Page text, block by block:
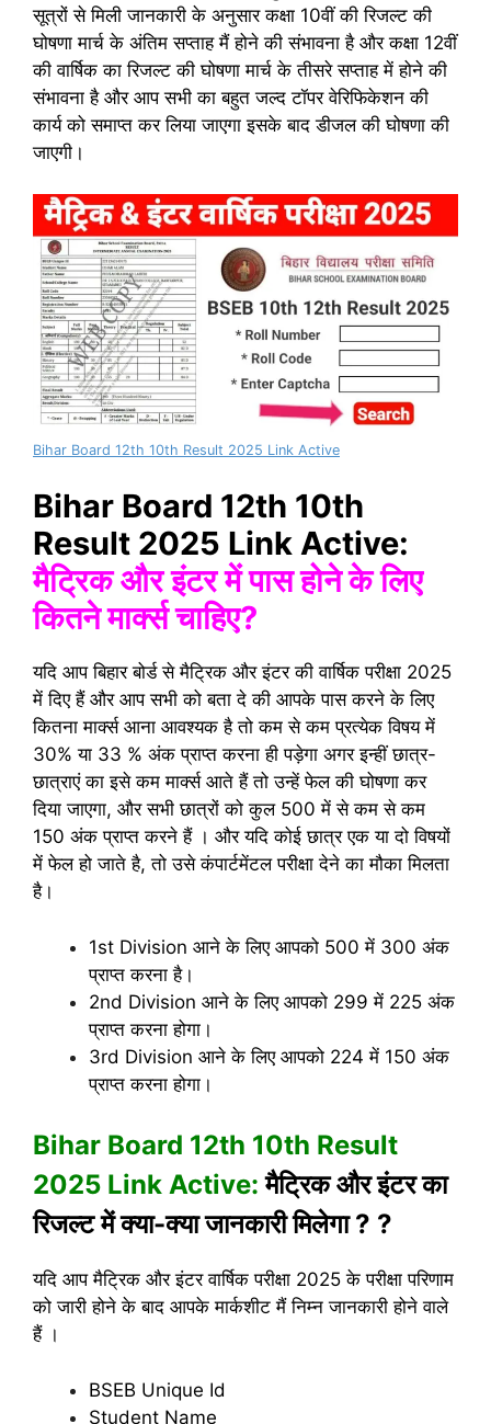
सूत्रों से मिली जानकारी के अनुसार कक्षा 10वीं की रिजल्ट की
घोषणा मार्च के अंतिम सप्ताह मैं होने की संभावना है और कक्षा 12वीं
की वार्षिक का रिजल्ट की घोषणा मार्च के तीसरे सप्ताह में होने की
संभावना है और आप सभी का बहुत जल्द टॉपर वेरिफिकेशन की
कार्य को समाप्त कर लिया जाएगा इसके बाद डीजल की घोषणा की
जाएगी।
Bihar Board 12th 10th Result 2025 Link Active
Bihar Board 12th 10th
Result 2025 Link Active:
मैट्रिक और इंटर में पास होने के लिए
कितने मार्क्स चाहिए?
यदि आप बिहार बोर्ड से मैट्रिक और इंटर की वार्षिक परीक्षा 2025
में दिए हैं और आप सभी को बता दे की आपके पास करने के लिए
कितना मार्क्स आना आवश्यक है तो कम से कम प्रत्येक विषय में
30% या 33 % अंक प्राप्त करना ही पड़ेगा अगर इन्हीं छात्र-
छात्राएं का इसे कम मार्क्स आते हैं तो उन्हें फेल की घोषणा कर
दिया जाएगा, और सभी छात्रों को कुल 500 में से कम से कम
150 अंक प्राप्त करने हैं । और यदि कोई छात्र एक या दो विषयों
में फेल हो जाते है, तो उसे कंपार्टमेंटल परीक्षा देने का मौका मिलता
है।
1st Division आने के लिए आपको 500 में 300 अंक
प्राप्त करना है।
2nd Division आने के लिए आपको 299 में 225 अंक
प्राप्त करना होगा।
3rd Division आने के लिए आपको 224 में 150 अंक
प्राप्त करना होगा।
Bihar Board 12th 10th Result
2025 Link Active: मैट्रिक और इंटर का
रिजल्ट में क्या-क्या जानकारी मिलेगा ? ?
यदि आप मैट्रिक और इंटर वार्षिक परीक्षा 2025 के परीक्षा परिणाम
को जारी होने के बाद आपके मार्कशीट मैं निम्न जानकारी होने वाले
हैं ।
BSEB Unique Id
Student Name